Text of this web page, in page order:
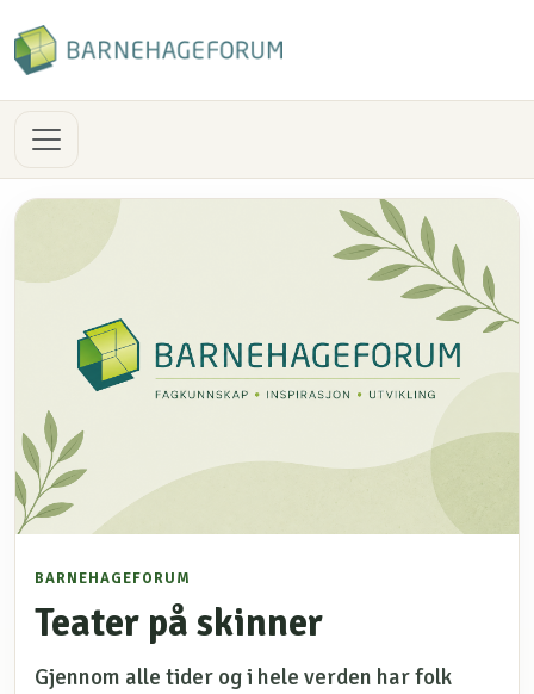
BARNEHAGEFORUM
Teater på skinner
Gjennom alle tider og i hele verden har folk